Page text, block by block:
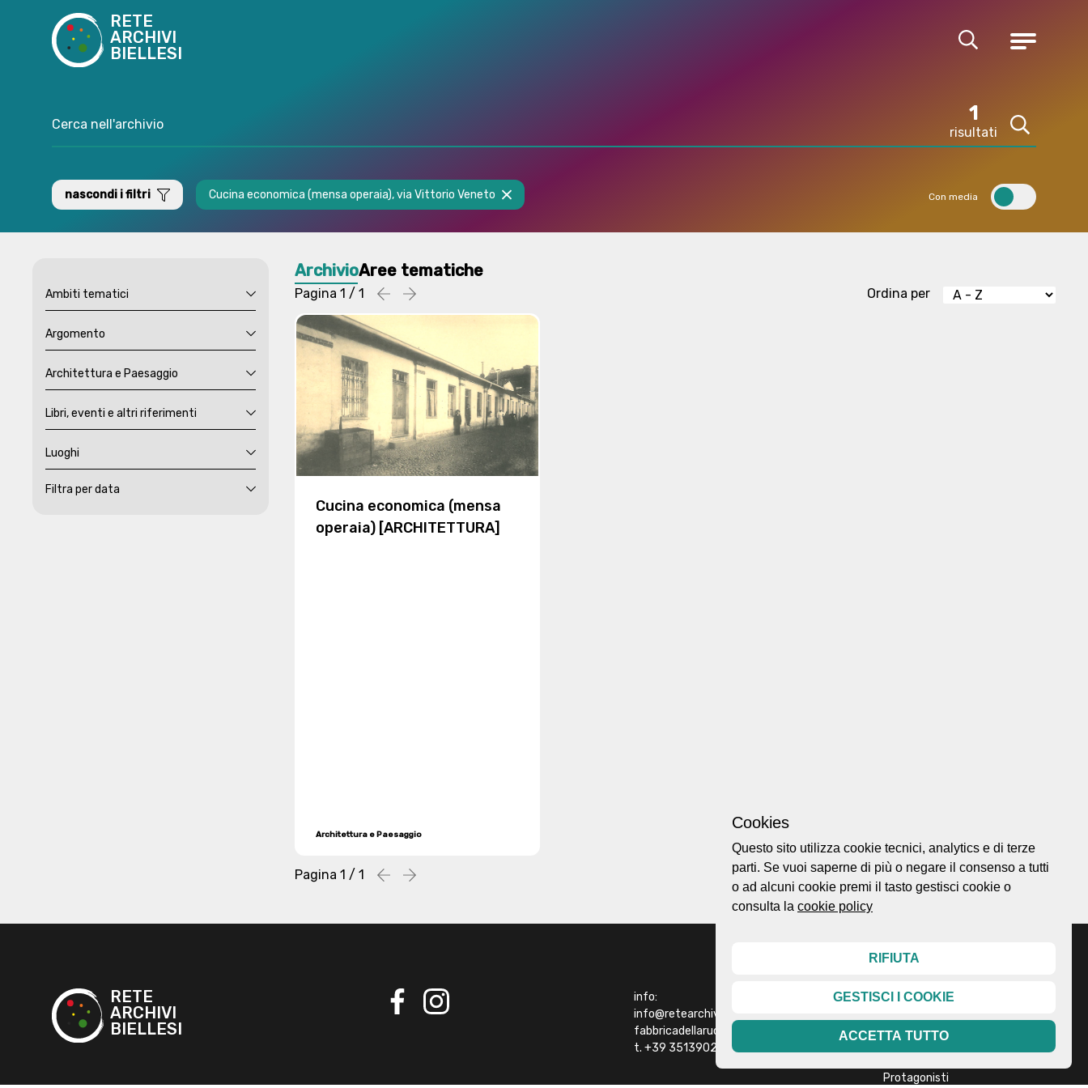
RETE
ARCHIVI
BIELLESI
Cerca Menu
1
risultati
Cerca
nascondi i filtri Cucina economica (mensa operaia), via Vittorio Veneto Con media
Ambiti tematici
Argomento
Architettura e Paesaggio
Libri, eventi e altri riferimenti
Luoghi
Filtra per data
ArchivioAree tematiche
Pagina 1 / 1 Precedente
successiva Ordina per
Cucina economica (mensa
operaia) [ARCHITETTURA]
Architettura e Paesaggio
Pagina 1 / 1 Precedente
successiva Ordina per
RETE
ARCHIVI
BIELLESI
info:
info@retearchivibiellesi.it
fabbricadellaruota@gmail.com
t. +39 3513902199
Home page
About
Esplora
Protagonisti
Cookies
Questo sito utilizza cookie tecnici, analytics e di terze
parti. Se vuoi saperne di più o negare il consenso a tutti
o ad alcuni cookie premi il tasto gestisci cookie o
consulta la cookie policy
RIFIUTA
GESTISCI I COOKIE
ACCETTA TUTTO